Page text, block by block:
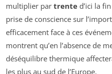
multiplier par trente d’ici la
prise de conscience sur
efficacement face à ces
montrent qu’en l’absence de
déséquilibre thermique
les plus au sud de l’Europe.